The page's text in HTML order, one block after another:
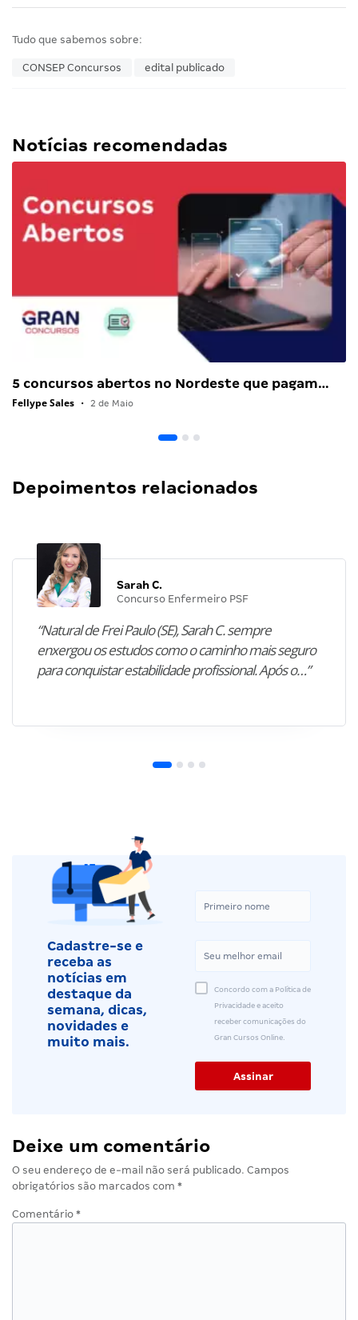
Tudo que sabemos sobre:
CONSEP Concursos edital publicado
Notícias recomendadas
5 concursos abertos no Nordeste que pagam…
Fellype Sales • 2 de Maio
Depoimentos relacionados
Sarah C.
Concurso Enfermeiro PSF
“Natural de Frei Paulo (SE), Sarah C. sempre
enxergou os estudos como o caminho mais seguro
para conquistar estabilidade profissional. Após o…”
Cadastre-se e
receba as
notícias em
destaque da
semana, dicas,
novidades e
muito mais.
Concordo com a Política de
Privacidade e aceito
receber comunicações do
Gran Cursos Online.
Deixe um comentário
O seu endereço de e-mail não será publicado. Campos
obrigatórios são marcados com *
Comentário *